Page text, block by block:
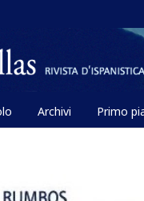
Archivi Primo